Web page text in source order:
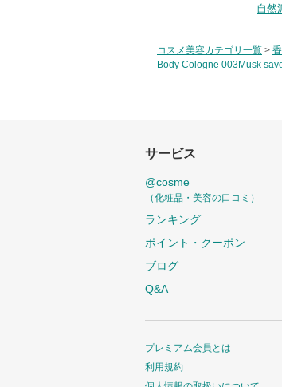
自然
コスメ美容カテゴリ一覧 >
Body Cologne 003Musk
サービス
@cosme
（化粧品・美容の口コミ）
ランキング
ポイント・クーポン
ブログ
Q&A
プレミアム会員とは
利用規約